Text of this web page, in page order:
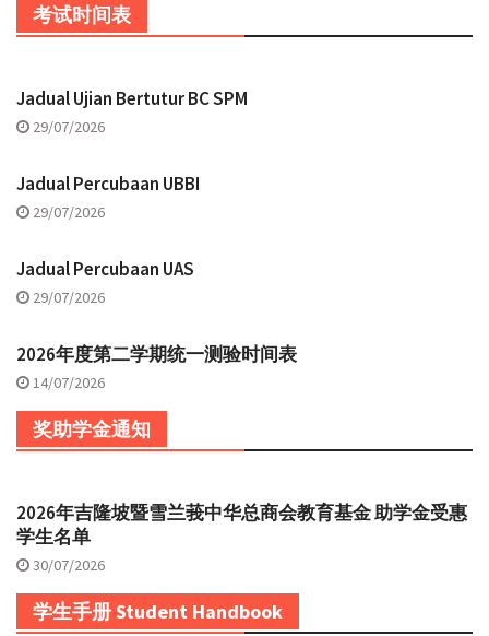
考试时间表
Jadual Ujian Bertutur BC SPM
29/07/2026
Jadual Percubaan UBBI
29/07/2026
Jadual Percubaan UAS
29/07/2026
2026年度第二学期统一测验时间表
14/07/2026
奖助学金通知
2026年吉隆坡暨雪兰莪中华总商会教育基金 助学金受惠
学生名单
30/07/2026
学生手册 Student Handbook